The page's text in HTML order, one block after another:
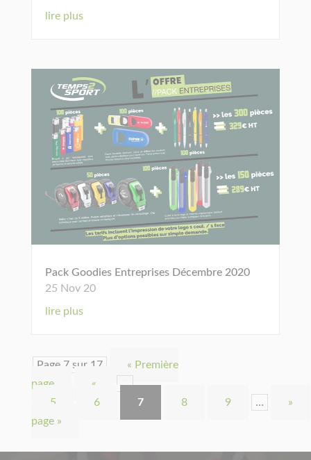
lire plus
Pack Goodies Entreprises Décembre 2020
25 Nov 20
lire plus
Page 7 sur 17
« Première
page
«
…
5
6 7 8 9 …
»
page »